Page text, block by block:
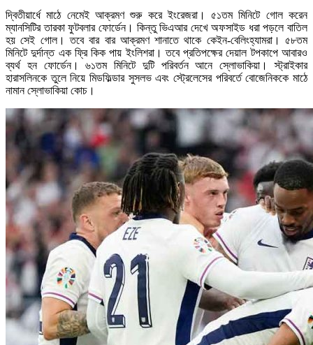
দ্বিতীয়ার্ধে মাঠে নেমেই আক্রমণ শুরু করে ইংরেজরা। ৫১তম মিনিটে গোল করেন
ম্যানসিটির তারকা ফুটবলার ফোর্ডেন। কিন্তু ভিএআর দেখে অফসাইড ধরা পড়লে বাতিল
হয় সেই গোল। তবে বার বার আক্রমণ শানাতে থাকে কেইন-বেলিংহ্যামরা। ৫৮তম
মিনিটে দুর্দান্ত এক ফ্রি কিক পায় ইংলিশরা। তবে প্রতিপক্ষের দেয়াল টপকাপে আবারও
ব্যর্থ হন ফোর্ডেন। ৬১তম মিনিটে দুটি পরিবর্তন আনে স্লোভাকিয়া। স্ট্রাইকার
হারাসলিনকে তুলে নিয়ে মিডফিল্ডার সুসলভ এবং স্ট্রেলেসের পরিবর্তে বোজেনিককে মাঠে
নামান স্লোভাকিয়া কোচ।